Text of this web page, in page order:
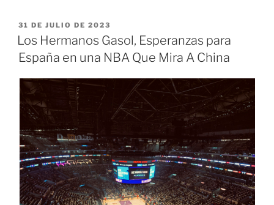
PUBLICADO
EL
31 DE JULIO DE 2023
Los Hermanos Gasol, Esperanzas para
España en una NBA Que Mira A China